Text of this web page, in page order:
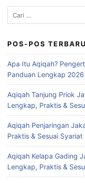
Cari
untuk:
POS-POS TERBARU
Apa Itu Aqiqah?
Panduan Lengkap 2026
Aqiqah Tanjung Priok
Lengkap, Praktis &
Aqiqah Penjaringan
Praktis & Sesuai Syariat
Aqiqah Kelapa Gading
Lengkap, Praktis &